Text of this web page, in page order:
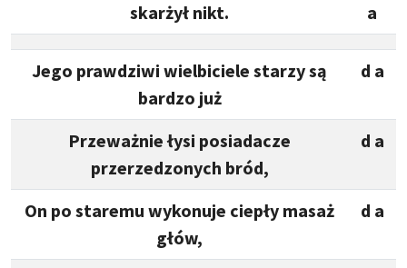
skarżył nikt.
a
Jego prawdziwi wielbiciele starzy są
bardzo już
d a
Przeważnie łysi posiadacze
przerzedzonych bród,
d a
On po staremu wykonuje ciepły masaż
głów,
d a